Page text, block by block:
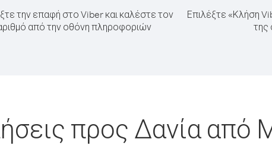
την επαφή στο Viber και καλέστε τον
από την οθόνη πληροφοριών
Επιλέξτε «Κλήση
της
προς Δανία από